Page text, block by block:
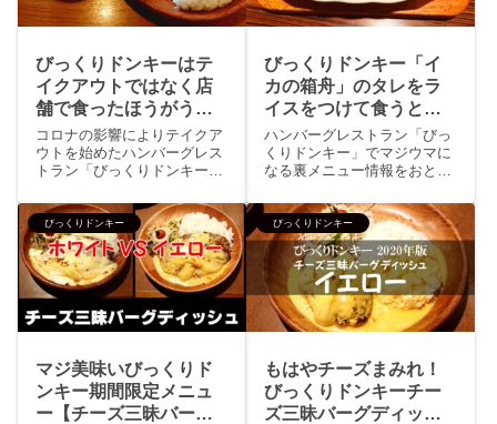
びっくりドンキーはテ
イクアウトではなく店
舗で食ったほうがうま
いぜ！
コロナの影響によりテイクア
ウトを始めたハンバーグレス
トラン「びっくりドンキー」
ーバーイーツや出前館対応店
舗も増えまして初めてびっく
りドンキーを食べる人も増え
たことかと思います。たしか
にコロナ禍における飲食店は
テイク...
びっくりドンキー「イ
カの箱舟」のタレをラ
イスをつけて食うとマ
ジウマな裏メニュー
に！
ハンバーグレストラン「びっ
くりドンキー」でマジウマに
なる裏メニュー情報をおとど
キーのアラカルトメニューで
「イカの箱舟」美味いには変
わりないけイカの箱舟を注文
するならさくさくイカのから
揚げかブロッコリーの箱舟の
ほうが...
びっくりドンキー
マジ美味いびっくりド
ンキー期間限定メニュ
ー【チーズ三昧バーグ
びっくりドンキー
もはやチーズまみれ！
びっくりドンキーチー
ズ三昧バーグディッシ